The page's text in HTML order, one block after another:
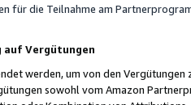
für die Teilnahme am
auf Vergütungen
werden, um von den
sowohl vom Amazon